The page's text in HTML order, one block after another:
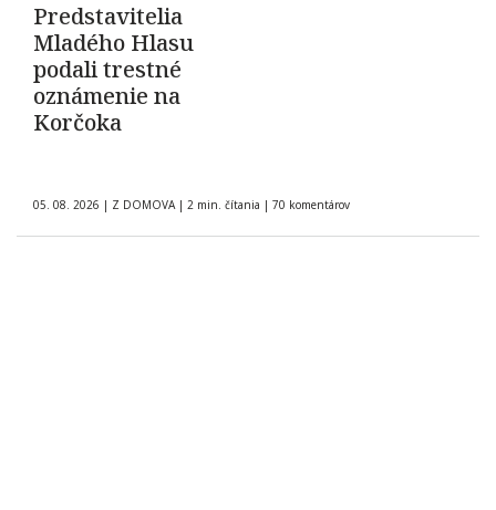
Predstavitelia
Mladého Hlasu
podali trestné
oznámenie na
Korčoka
05. 08. 2026 | Z DOMOVA | 2 min. čítania | 70 komentárov